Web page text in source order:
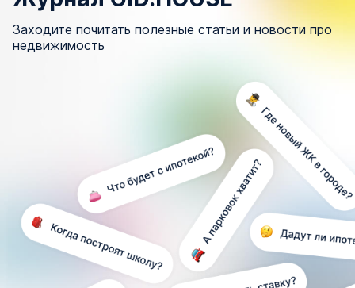
Заходите почитать полезные статьи и новости про
недвижимость